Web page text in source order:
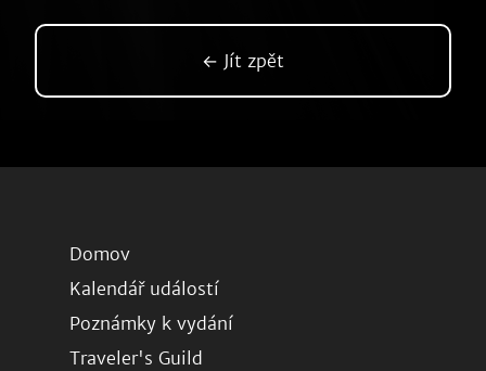
← Jít zpět
Domov
Kalendář událostí
Poznámky k vydání
Traveler's Guild